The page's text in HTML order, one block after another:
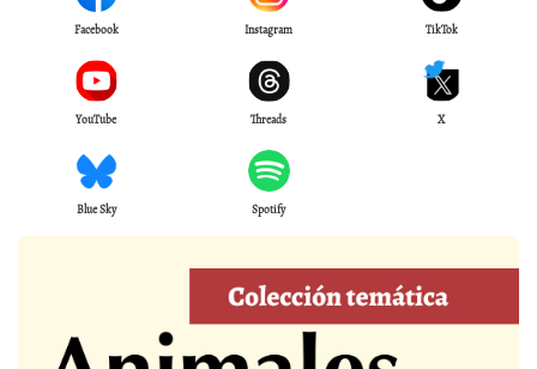
Facebook Instagram TikTok
YouTube Threads X
Blue Sky Spotify